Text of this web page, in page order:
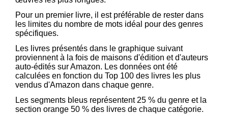
Pour un premier livre, il est préférable de rester dans
les limites du nombre de mots idéal pour des genres
spécifiques.
Les livres présentés dans le graphique suivant
proviennent à la fois de maisons d'édition et d'auteurs
auto-édités sur Amazon. Les données ont été
calculées en fonction du Top 100 des livres les plus
vendus d'Amazon dans chaque genre.
Les segments bleus représentent 25 % du genre et la
section orange 50 % des livres de chaque catégorie.